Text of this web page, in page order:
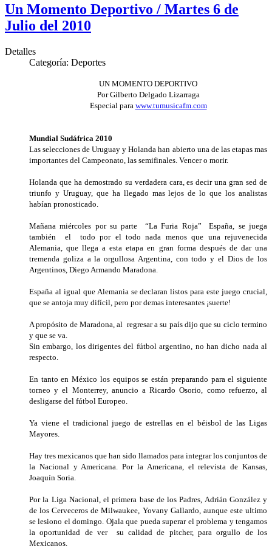
Un Momento Deportivo / Martes 6 de
Julio del 2010
Detalles
Categoría: Deportes
UN MOMENTO DEPORTIVO
Por Gilberto Delgado Lizarraga
Especial para www.tumusicafm.com
Mundial Sudáfrica 2010
Las selecciones de Uruguay y Holanda han abierto una de las etapas mas
importantes del Campeonato, las semifinales. Vencer o morir.
Holanda que ha demostrado su verdadera cara, es decir una gran sed de
triunfo y Uruguay, que ha llegado mas lejos de lo que los analistas
habían pronosticado.
Mañana miércoles por su parte “La Furia Roja” España, se juega
también el todo por el todo nada menos que una rejuvenecida
Alemania, que llega a esta etapa en gran forma después de dar una
tremenda goliza a la orgullosa Argentina, con todo y el Dios de los
Argentinos, Diego Armando Maradona.
España al igual que Alemania se declaran listos para este juego crucial,
que se antoja muy difícil, pero por demas interesantes ¡suerte!
A propósito de Maradona, al regresar a su país dijo que su ciclo termino
y que se va.
Sin embargo, los dirigentes del fútbol argentino, no han dicho nada al
respecto.
En tanto en México los equipos se están preparando para el siguiente
torneo y el Monterrey, anuncio a Ricardo Osorio, como refuerzo, al
desligarse del fútbol Europeo.
Ya viene el tradicional juego de estrellas en el béisbol de las Ligas
Mayores.
Hay tres mexicanos que han sido llamados para integrar los conjuntos de
la Nacional y Americana. Por la Americana, el relevista de Kansas,
Joaquín Soria.
Por la Liga Nacional, el primera base de los Padres, Adrián González y
de los Cerveceros de Milwaukee, Yovany Gallardo, aunque este ultimo
se lesiono el domingo. Ojala que pueda superar el problema y tengamos
la oportunidad de ver su calidad de pitcher, para orgullo de los
Mexicanos.